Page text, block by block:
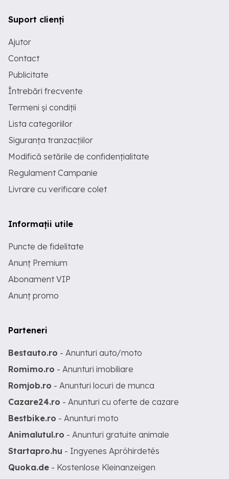
Suport clienți
Ajutor
Contact
Publicitate
Întrebări frecvente
Termeni și condiții
Lista categoriilor
Siguranța tranzacțiilor
Modifică setările de confidențialitate
Regulament Campanie
Livrare cu verificare colet
Informații utile
Puncte de fidelitate
Anunț Premium
Abonament VIP
Anunț promo
Parteneri
Bestauto.ro - Anunturi auto/moto
Romimo.ro - Anunturi imobiliare
Romjob.ro - Anunturi locuri de munca
Cazare24.ro - Anunturi cu oferte de cazare
Bestbike.ro - Anunturi moto
Animalutul.ro - Anunturi gratuite animale
Startapro.hu - Ingyenes Apróhirdetés
Quoka.de - Kostenlose Kleinanzeigen